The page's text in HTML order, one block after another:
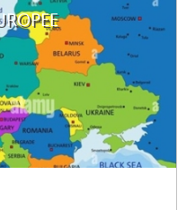
- BUS INCLUSO